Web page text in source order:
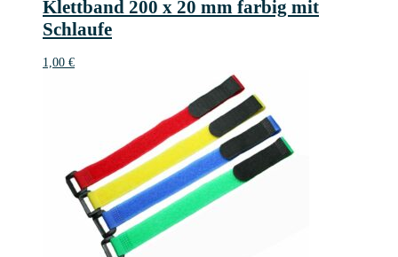
Klettband 200 x 20 mm farbig mit
Schlaufe
1,00 €